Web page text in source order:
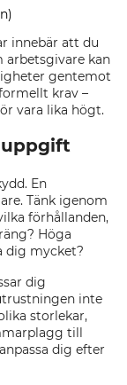
innebär att du
arbetsgivare kan
gentemot
krav –
vara lika högt.
En
Tänk igenom
förhållanden,
Höga
dig mycket?
dig
inte
storlekar,
till
dig efter